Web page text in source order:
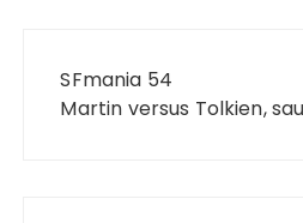
articole
SFmania 54
Martin versus Tolkien,